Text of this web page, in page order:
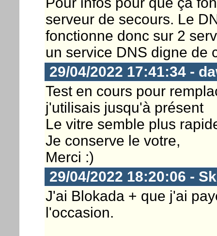
serveur de secours. Le
fonctionne donc sur 2
un service DNS digne de
29/04/2022 17:41:34 -
Test en cours pour
j'utilisais jusqu'à présent
Le vitre semble plus
Je conserve le votre,
Merci :)
29/04/2022 18:20:06 -
J'ai Blokada + que j'ai
l'occasion.